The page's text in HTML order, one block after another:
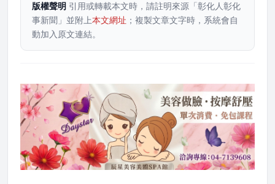
版權聲明 引用或轉載本文時，請註明來源「彰化人彰化
事新聞」並附上本文網址 ；複製文章文字時，系統會自
動加入原文連結。